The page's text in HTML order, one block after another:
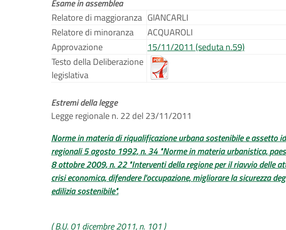
Esame in assemblea
Relatore di maggioranza GIANCARLI
Relatore di minoranza
ACQUAROLI
Approvazione
15/11/2011 (seduta n.59)
Testo della Deliberazione
legislativa
Estremi della legge
Legge regionale n. 22 del 23/11/2011
Norme in materia di riqualificazione urbana sostenibile e assetto
regionali 5 agosto 1992, n. 34 "Norme in materia urbanistica,
8 ottobre 2009, n. 22 "Interventi della regione per il riavvio delle
crisi economica, difendere l'occupazione, migliorare la sicurezza
edilizia sostenibile".
( B.U. 01 dicembre 2011, n. 101 )